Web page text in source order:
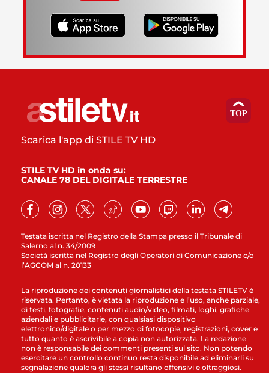
Testata iscritta nel Registro della Stampa presso il Tribunale di
Salerno al n. 34/2009
Società iscritta nel Registro degli Operatori di Comunicazione c/o
l’AGCOM al n. 20133
Scarica l'app di STILE TV HD
STILE TV HD in onda su:
CANALE 78 DEL DIGITALE TERRESTRE
La riproduzione dei contenuti giornalistici della testata STILETV è
riservata. Pertanto, è vietata la riproduzione e l’uso, anche parziale,
di testi, fotografie, contenuti audio/video, filmati, loghi, grafiche
aziendali e pubblicitarie, con qualsiasi dispositivo
elettronico/digitale o per mezzo di fotocopie, registrazioni, cover e
tutto quanto è ascrivibile a copia non autorizzata. La redazione
non è responsabile dei commenti presenti sul sito. Non potendo
esercitare un controllo continuo resta disponibile ad eliminarli su
segnalazione qualora gli stessi risultano offensivi e oltraggiosi.